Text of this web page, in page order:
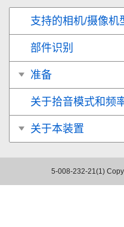
支持的相机/摄像机
部件识别
准备
关于拾音模式和频
关于本装置
5-008-232-21(1)